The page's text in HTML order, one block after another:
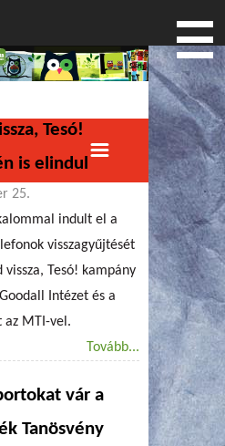
Tesó!
is elindul
25.
indult el a
visszagyűjtését
vissza, Tesó! kampány
Intézet és a
az MTI-vel.
Tovább...
vár a
Tanösvény